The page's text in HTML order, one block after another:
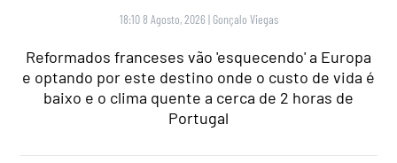
18:10 8 Agosto, 2026 | Gonçalo Viegas
Reformados franceses vão 'esquecendo' a Europa
e optando por este destino onde o custo de vida é
baixo e o clima quente a cerca de 2 horas de
Portugal